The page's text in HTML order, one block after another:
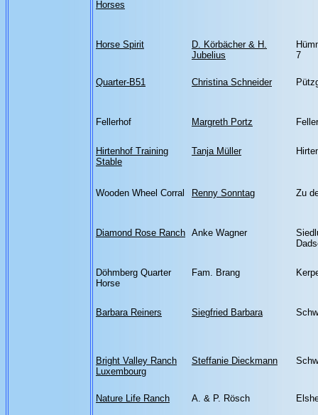
Horses
Horse Spirit
D. Körbächer & H.
Jubelius
7
Quarter-B51 Christina Schneider
Fellerhof Margreth Portz
Hirtenhof Training
Stable
Tanja Müller
Wooden Wheel Corral Renny Sonntag Zu
Diamond Rose Ranch Anke Wagner
Döhmberg Quarter
Horse
Fam. Brang
Barbara Reiners Siegfried Barbara
Bright Valley Ranch
Luxembourg
Steffanie Dieckmann
Nature Life Ranch A. & P. Rösch